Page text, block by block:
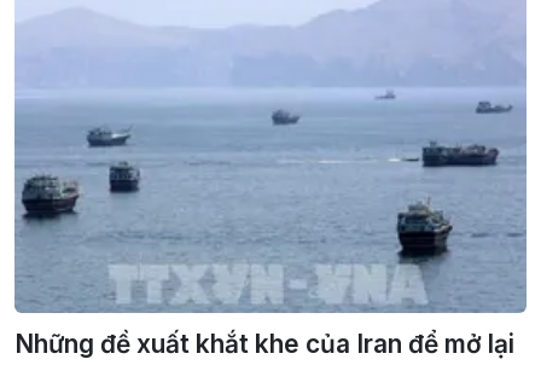
Những đề xuất khắt khe của Iran để mở lại